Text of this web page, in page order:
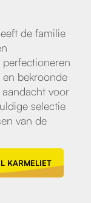
de familie
bekroonde
voor
selectie
van de
KARMELIET